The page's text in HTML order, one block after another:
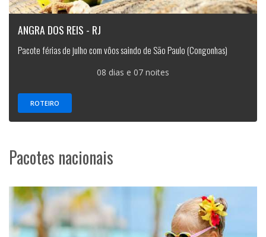
ANGRA DOS REIS - RJ
Pacote férias de julho com vôos saindo de São Paulo (Congonhas)
08 dias e 07 noites
ROTEIRO
Pacotes nacionais